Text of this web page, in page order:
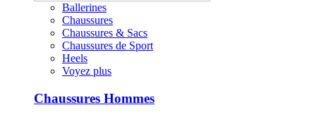
Ballerines
Chaussures
Chaussures & Sacs
Chaussures de Sport
Heels
Voyez plus
Chaussures Hommes